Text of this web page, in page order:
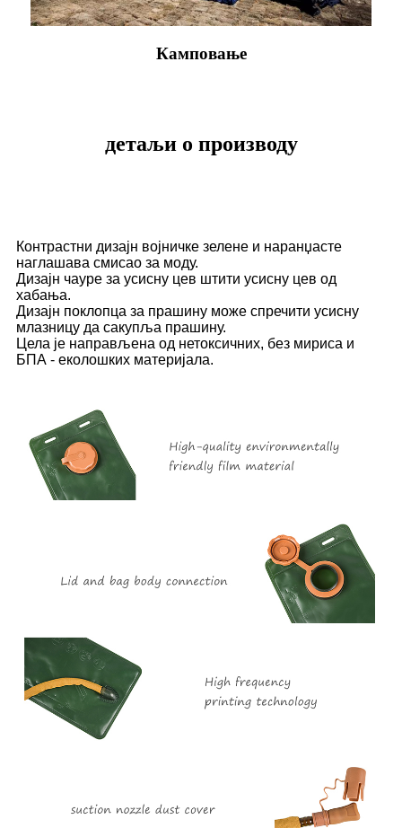
Камповање
детаљи о производу
Контрастни дизајн војничке зелене и наранџасте
наглашава смисао за моду.
Дизајн чауре за усисну цев штити усисну цев од
хабања.
Дизајн поклопца за прашину може спречити усисну
млазницу да сакупља прашину.
Цела је направљена од нетоксичних, без мириса и
БПА - еколошких материјала.